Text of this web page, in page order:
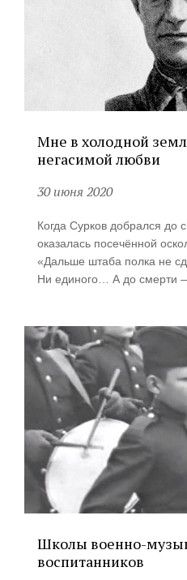
Мне в холодной
негасимой любви
30 июня 2020
Когда Сурков добрался до
оказалась посечённой
«Дальше штаба полка не
Ни единого… А до смерти
Школы военно-
воспитанников